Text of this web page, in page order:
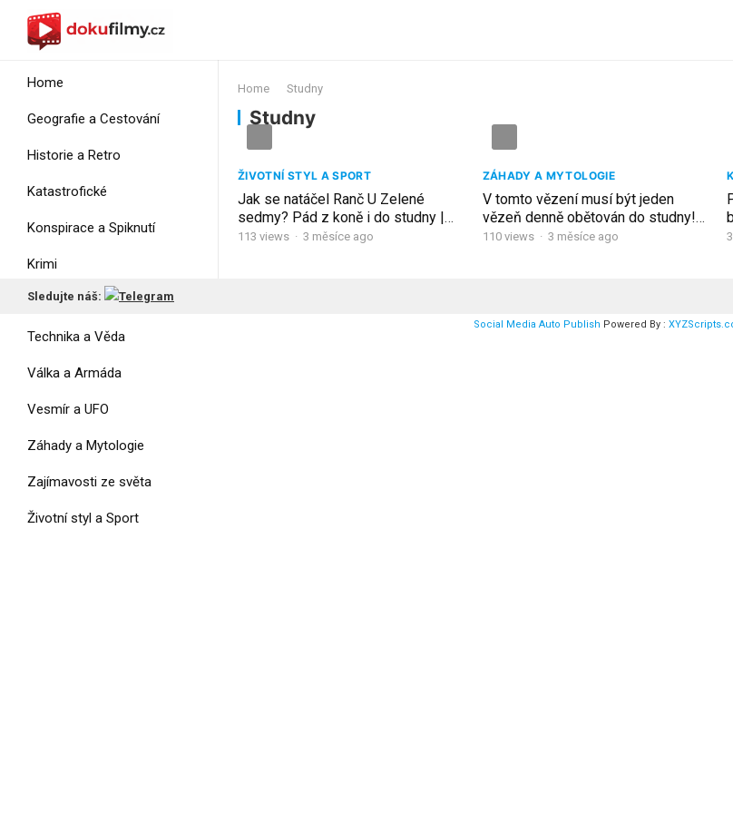
Home
Geografie a Cestování
Historie a Retro
Katastrofické
Konspirace a Spiknutí
Krimi
Myšlení
Technika a Věda
Válka a Armáda
Vesmír a UFO
Záhady a Mytologie
Zajímavosti ze světa
Životní styl a Sport
Home Studny
Studny
ŽIVOTNÍ STYL A SPORT
Jak se natáčel Ranč U Zelené
sedmy? Pád z koně i do studny |
Seriálové návraty
113 views · 3 měsíce ago
ZÁHADY A MYTOLOGIE
V tomto vězení musí být jeden
vězeň denně obětován do studny!
Nejsilnější přežijí.
110views · 3 měsíce ago
Sledujte náš:
Social Media Auto Publish Powered By :